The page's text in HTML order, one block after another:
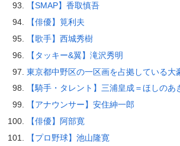
【SMAP】香取慎吾
【俳優】筧利夫
【歌手】西城秀樹
【タッキー&翼】滝沢秀明
東京都中野区の一区画を占拠している大
【騎手・タレント】三浦皇成＝ほしのあ
【アナウンサー】安住紳一郎
【俳優】阿部寛
【プロ野球】池山隆寛